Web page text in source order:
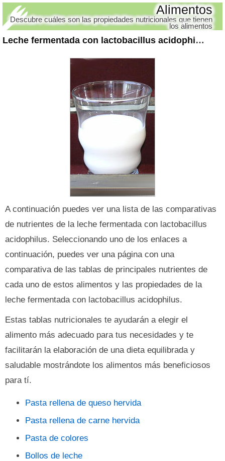
Leche fermentada con lactobacillus acidophilus y sus nutrientes
Alimentos
Descubre cuáles son las propiedades nutricionales que tienen
los alimentos
A continuación puedes ver una lista de las comparativas
de nutrientes de la leche fermentada con lactobacillus
acidophilus. Seleccionando uno de los enlaces a
continuación, puedes ver una página con una
comparativa de las tablas de principales nutrientes de
cada uno de estos alimentos y las propiedades de la
leche fermentada con lactobacillus acidophilus.
Estas tablas nutricionales te ayudarán a elegir el
alimento más adecuado para tus necesidades y te
facilitarán la elaboración de una dieta equilibrada y
saludable mostrándote los alimentos más beneficiosos
para tí.
Pasta rellena de queso hervida
Pasta rellena de carne hervida
Pasta de colores
Bollos de leche